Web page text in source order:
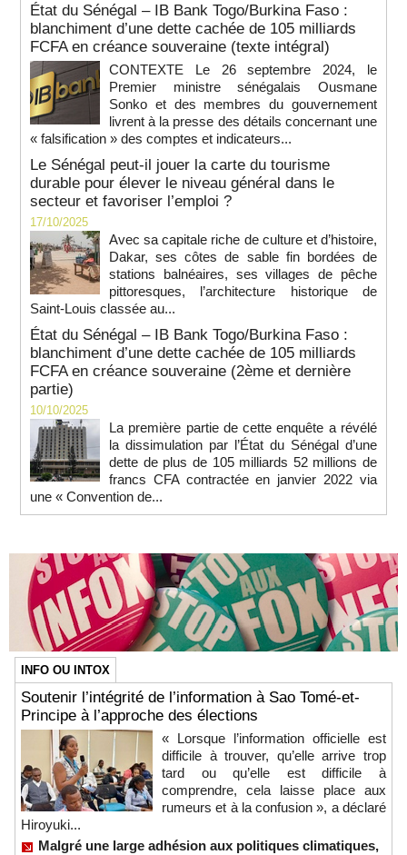
État du Sénégal – IB Bank Togo/Burkina Faso :
blanchiment d’une dette cachée de 105 milliards
FCFA en créance souveraine (texte intégral)
CONTEXTE Le 26 septembre 2024, le
Premier ministre sénégalais Ousmane
Sonko et des membres du gouvernement
livrent à la presse des détails concernant une
« falsification » des comptes et indicateurs...
Le Sénégal peut-il jouer la carte du tourisme
durable pour élever le niveau général dans le
secteur et favoriser l’emploi ?
17/10/2025
Avec sa capitale riche de culture et d’histoire,
Dakar, ses côtes de sable fin bordées de
stations balnéaires, ses villages de pêche
pittoresques, l’architecture historique de
Saint-Louis classée au...
État du Sénégal – IB Bank Togo/Burkina Faso :
blanchiment d’une dette cachée de 105 milliards
FCFA en créance souveraine (2ème et dernière
partie)
10/10/2025
La première partie de cette enquête a révélé
la dissimulation par l’État du Sénégal d’une
dette de plus de 105 milliards 52 millions de
francs CFA contractée en janvier 2022 via
une « Convention de...
INFO OU INTOX
Soutenir l’intégrité de l’information à Sao Tomé-et-
Principe à l’approche des élections
« Lorsque l’information officielle est
difficile à trouver, qu’elle arrive trop
tard ou qu’elle est difficile à
comprendre, cela laisse place aux
rumeurs et à la confusion », a déclaré
Hiroyuki...
Malgré une large adhésion aux politiques climatiques,